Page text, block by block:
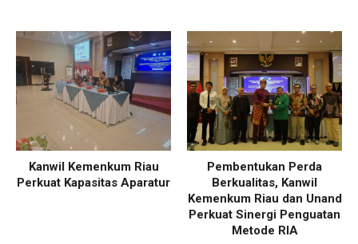
Kanwil Kemenkum Riau
Perkuat Kapasitas Aparatur
Pembentukan Perda
Berkualitas, Kanwil
Kemenkum Riau dan Unand
Perkuat Sinergi Penguatan
Metode RIA